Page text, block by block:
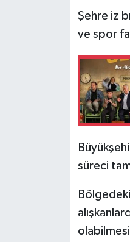
Şehre iz
ve spor
süreci